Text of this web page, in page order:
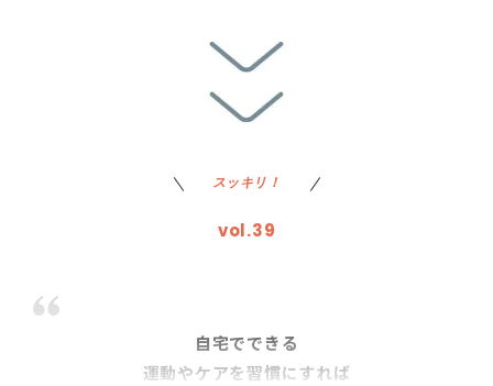
スッキリ！
vol.39
自宅でできる
運動やケアを習慣にすれば